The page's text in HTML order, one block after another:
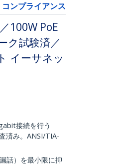
コンプライアンス
100W PoE
ク試験済／
イーサネッ
接続を行う
済み。ANSI/TIA-
話）を最小限に抑